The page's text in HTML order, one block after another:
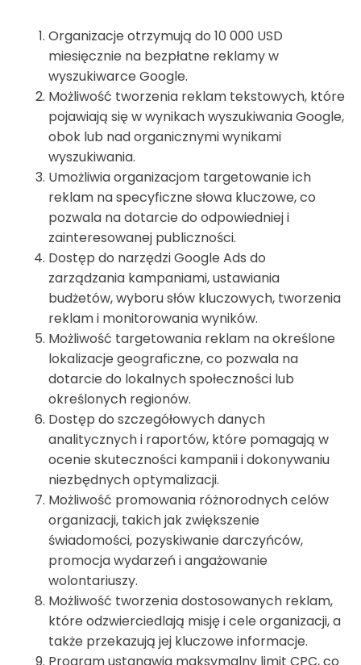
Organizacje otrzymują do 10 000 USD
miesięcznie na bezpłatne reklamy w
wyszukiwarce Google.
Możliwość tworzenia reklam tekstowych, które
pojawiają się w wynikach wyszukiwania Google,
obok lub nad organicznymi wynikami
wyszukiwania.
Umożliwia organizacjom targetowanie ich
reklam na specyficzne słowa kluczowe, co
pozwala na dotarcie do odpowiedniej i
zainteresowanej publiczności.
Dostęp do narzędzi Google Ads do
zarządzania kampaniami, ustawiania
budżetów, wyboru słów kluczowych, tworzenia
reklam i monitorowania wyników.
Możliwość targetowania reklam na określone
lokalizacje geograficzne, co pozwala na
dotarcie do lokalnych społeczności lub
określonych regionów.
Dostęp do szczegółowych danych
analitycznych i raportów, które pomagają w
ocenie skuteczności kampanii i dokonywaniu
niezbędnych optymalizacji.
Możliwość promowania różnorodnych celów
organizacji, takich jak zwiększenie
świadomości, pozyskiwanie darczyńców,
promocja wydarzeń i angażowanie
wolontariuszy.
Możliwość tworzenia dostosowanych reklam,
które odzwierciedlają misję i cele organizacji, a
także przekazują jej kluczowe informacje.
Program ustanawia maksymalny limit CPC, co